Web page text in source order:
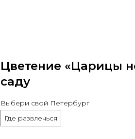
Цветение «Царицы
саду
Выбери свой Петербург
Где развлечься